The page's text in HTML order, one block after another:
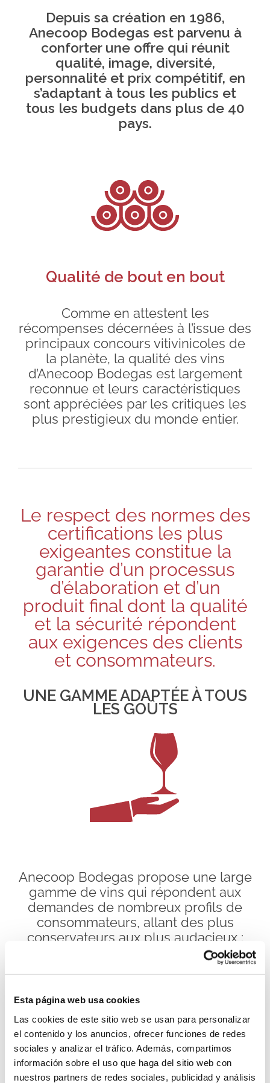
Esta página web usa cookies
Las cookies de este sitio web se usan para personalizar
el contenido y los anuncios, ofrecer funciones de redes
sociales y analizar el tráfico. Además, compartimos
información sobre el uso que haga del sitio web con
nuestros partners de redes sociales, publicidad y análisis
Depuis sa création en 1986,
Anecoop Bodegas est parvenu à
conforter une offre qui réunit
qualité, image, diversité,
personnalité et prix compétitif, en
s’adaptant à tous les publics et
tous les budgets dans plus de 40
pays.
Qualité de bout en bout
Comme en attestent les
récompenses décernées à l’issue des
principaux concours vitivinicoles de
la planète, la qualité des vins
d’Anecoop Bodegas est largement
reconnue et leurs caractéristiques
sont appréciées par les critiques les
plus prestigieux du monde entier.
Le respect des normes des
certifications les plus
exigeantes constitue la
garantie d’un processus
d’élaboration et d’un
produit final dont la qualité
et la sécurité répondent
aux exigences des clients
et consommateurs.
UNE GAMME ADAPTÉE À TOUS
LES GOÛTS
Anecoop Bodegas propose une large
gamme de vins qui répondent aux
demandes de nombreux profils de
consommateurs, allant des plus
conservateurs aux plus audacieux :
vins rouges, blancs, rosés,
effervescents, à faible teneur en
chaque personne pourra trouver le
vin qui lui convient. Cette approche
est rendue possible grâce: